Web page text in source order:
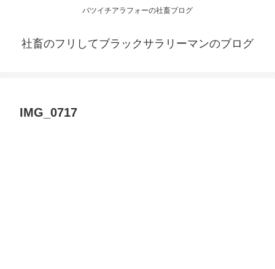
バツイチアラフォーの社畜ブログ
社畜のフリしてブラックサラリーマンのブログ
IMG_0717